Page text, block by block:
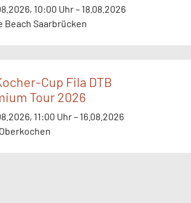
10:00 Uhr – 18.08.2026
Beach Saarbrücken
Cup Fila DTB
Tour 2026
11:00 Uhr – 16.08.2026